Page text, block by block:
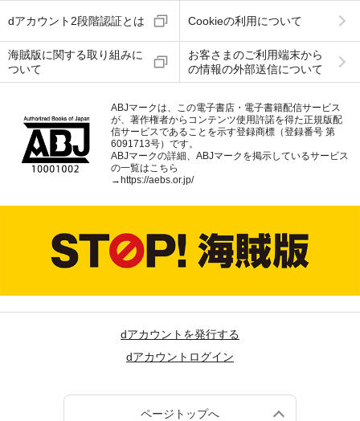
dアカウント2段階認証とは Cookieの利用について
海賊版に関する取り組みに
ついて
お客さまのご利用端末から
の情報の外部送信について
ABJマークは、この電子書店・電子書籍配信サービス
が、著作権者からコンテンツ使用許諾を得た正規版配
信サービスであることを示す登録商標（登録番号 第
6091713号）です。
ABJマークの詳細、ABJマークを掲示しているサービス
の一覧はこちら
→ https://aebs.or.jp/
dアカウントを発行する
dアカウントログイン
ページトップへ